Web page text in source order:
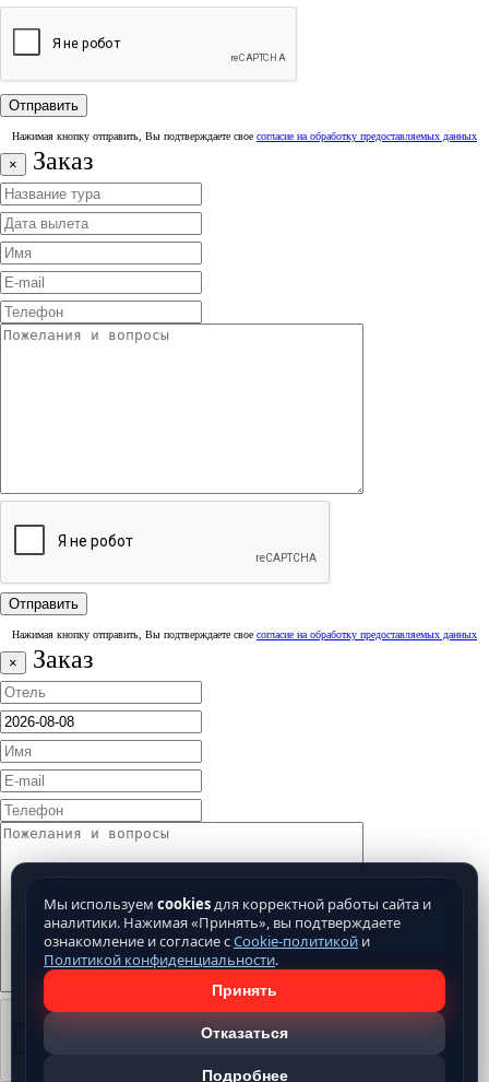
Нажимая кнопку отправить, Вы подтверждаете свое согласие на обработку предоставляемых данных
× Заказ
Нажимая кнопку отправить, Вы подтверждаете свое согласие на обработку предоставляемых данных
× Заказ
Мы используем cookiesдля корректной работы сайта и
аналитики. Нажимая «Принять», вы подтверждаете
ознакомление и согласие сCookie-политикой и
Политикой конфиденциальности.
Принять
Отказаться
Подробнее